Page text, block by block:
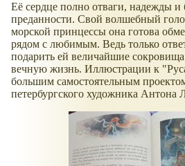
Её сердце полно отваги, надежды и
преданности. Свой волшебный
морской принцессы она готова
рядом с любимым. Ведь только
подарить ей величайшие
вечную жизнь. Иллюстрации к
большим самостоятельным
петербургского художника Антона